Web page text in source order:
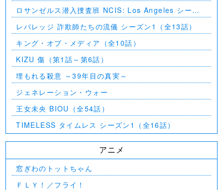
ロサンゼルス潜入捜査班 NCIS: Los Angeles シーズ
ン5（第2話～第24話）
レバレッジ 詐欺師たちの流儀 シーズン1（全13話）
キング・オブ・メディア（全10話）
KIZU 傷（第1話～第6話）
埋もれる殺意 ～39年目の真実～
ジェネレーション・ウォー
王女未央 BIOU（全54話）
TIMELESS タイムレス シーズン1（全16話）
アニメ
窓ぎわのトットちゃん
ＦＬＹ！／フライ！